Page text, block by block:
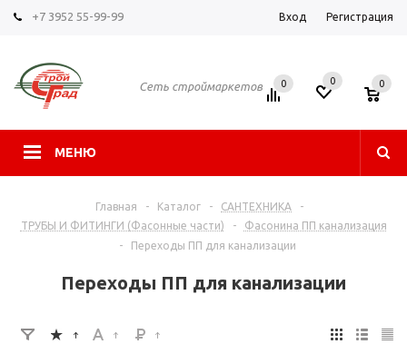
+7 3952 55-99-99 Вход Регистрация
Сеть строймаркетов
МЕНЮ
0 0 0
Главная - Каталог - САНТЕХНИКА
-
ТРУБЫ И ФИТИНГИ (Фасонные части)
-
Фасонина ПП канализация
-
Переходы ПП для канализации
Переходы ПП для канализации